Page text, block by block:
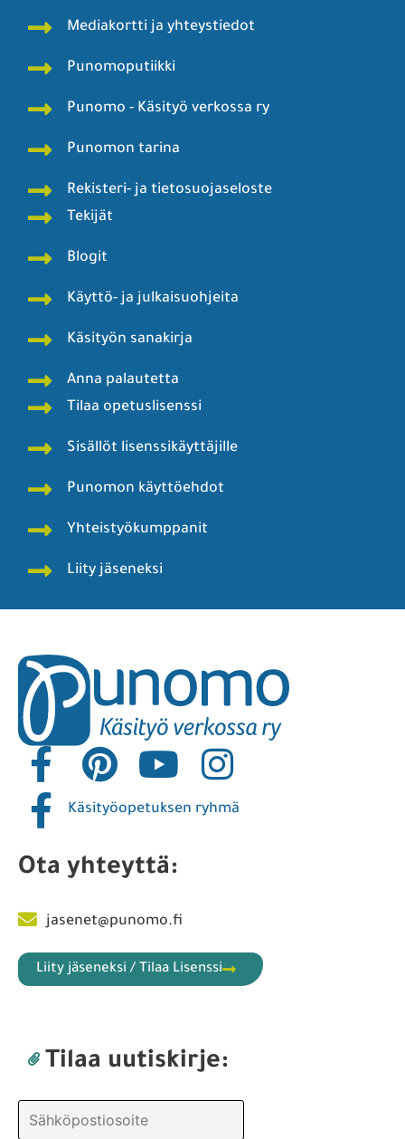
Mediakortti ja yhteystiedot
Punomoputiikki
Punomo - Käsityö verkossa ry
Punomon tarina
Rekisteri- ja tietosuojaseloste
Tekijät
Blogit
Käyttö- ja julkaisuohjeita
Käsityön sanakirja
Anna palautetta
Tilaa opetuslisenssi
Sisällöt lisenssikäyttäjille
Punomon käyttöehdot
Yhteistyökumppanit
Liity jäseneksi
Käsityöopetuksen ryhmä
Ota yhteyttä:
jasenet@punomo.fi
Liity jäseneksi / Tilaa Lisenssi
Tilaa uutiskirje: